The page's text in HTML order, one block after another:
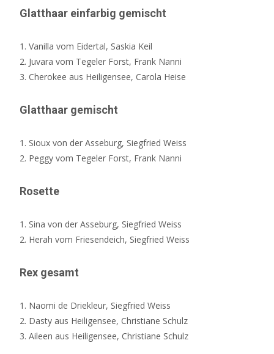
Glatthaar einfarbig gemischt
1. Vanilla vom Eidertal, Saskia Keil
2. Juvara vom Tegeler Forst, Frank Nanni
3. Cherokee aus Heiligensee, Carola Heise
Glatthaar gemischt
1. Sioux von der Asseburg, Siegfried Weiss
2. Peggy vom Tegeler Forst, Frank Nanni
Rosette
1. Sina von der Asseburg, Siegfried Weiss
2. Herah vom Friesendeich, Siegfried Weiss
Rex gesamt
1. Naomi de Driekleur, Siegfried Weiss
2. Dasty aus Heiligensee, Christiane Schulz
3. Aileen aus Heiligensee, Christiane Schulz